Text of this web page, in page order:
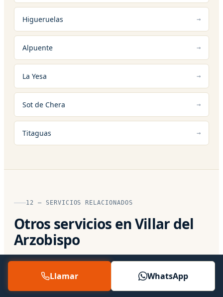
Higueruelas
Alpuente
La Yesa
Sot de Chera
Titaguas
12 — SERVICIOS RELACIONADOS
Otros servicios en Villar del
Arzobispo
Servicio Técnico Oficial
Llamar WhatsApp